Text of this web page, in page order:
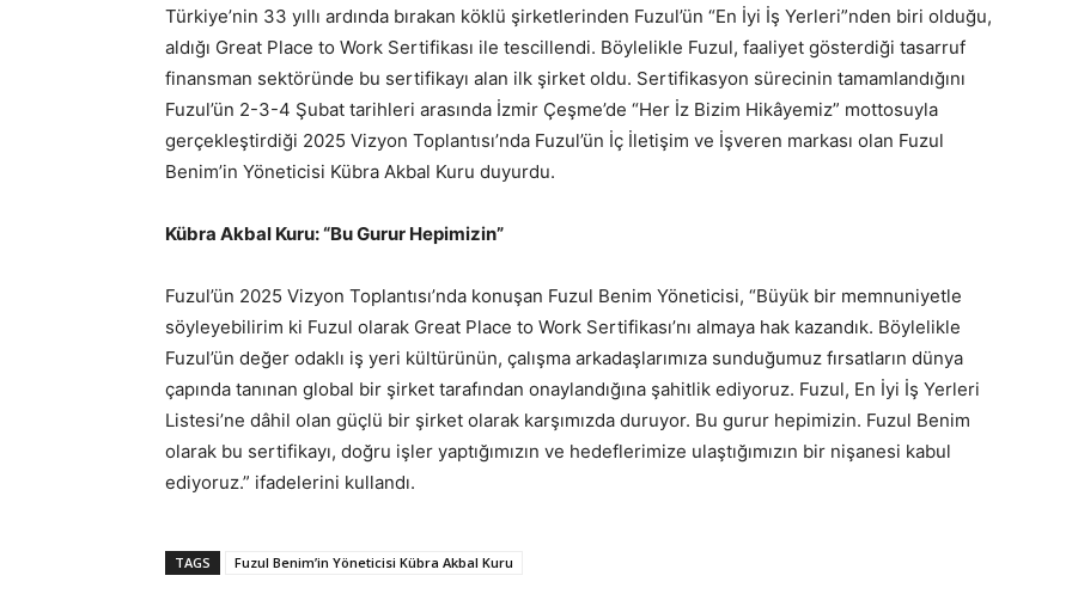
Türkiye’nin 33 yıllı ardında bırakan köklü şirketlerinden Fuzul’ün “En İyi İş Yerleri”nden biri olduğu,
aldığı Great Place to Work Sertifikası ile tescillendi. Böylelikle Fuzul, faaliyet gösterdiği tasarruf
finansman sektöründe bu sertifikayı alan ilk şirket oldu. Sertifikasyon sürecinin tamamlandığını
Fuzul’ün 2-3-4 Şubat tarihleri arasında İzmir Çeşme’de “Her İz Bizim Hikâyemiz” mottosuyla
gerçekleştirdiği 2025 Vizyon Toplantısı’nda Fuzul’ün İç İletişim ve İşveren markası olan Fuzul
Benim’in Yöneticisi Kübra Akbal Kuru duyurdu.
Kübra Akbal Kuru: “Bu Gurur Hepimizin”
Fuzul’ün 2025 Vizyon Toplantısı’nda konuşan Fuzul Benim Yöneticisi, “Büyük bir memnuniyetle
söyleyebilirim ki Fuzul olarak Great Place to Work Sertifikası’nı almaya hak kazandık. Böylelikle
Fuzul’ün değer odaklı iş yeri kültürünün, çalışma arkadaşlarımıza sunduğumuz fırsatların dünya
çapında tanınan global bir şirket tarafından onaylandığına şahitlik ediyoruz. Fuzul, En İyi İş Yerleri
Listesi’ne dâhil olan güçlü bir şirket olarak karşımızda duruyor. Bu gurur hepimizin. Fuzul Benim
olarak bu sertifikayı, doğru işler yaptığımızın ve hedeflerimize ulaştığımızın bir nişanesi kabul
ediyoruz.” ifadelerini kullandı.
TAGS Fuzul Benim’in Yöneticisi Kübra Akbal Kuru